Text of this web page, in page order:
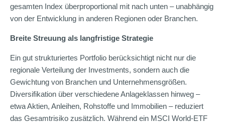
gesamten Index überproportional mit nach unten – unabhängig
von der Entwicklung in anderen Regionen oder Branchen.
Breite Streuung als langfristige Strategie
Ein gut strukturiertes Portfolio berücksichtigt nicht nur die
regionale Verteilung der Investments, sondern auch die
Gewichtung von Branchen und Unternehmensgrößen.
Diversifikation über verschiedene Anlageklassen hinweg –
etwa Aktien, Anleihen, Rohstoffe und Immobilien – reduziert
das Gesamtrisiko zusätzlich. Während ein MSCI World-ETF